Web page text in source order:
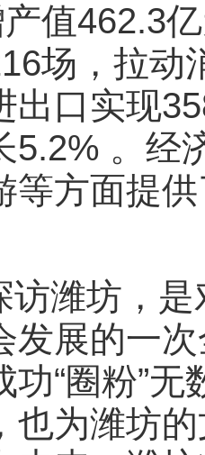
值462.3
场，拉动
出口实现
5.2% 。经
等方面提
访潍坊，
发展的一
功“圈粉”
也为潍坊